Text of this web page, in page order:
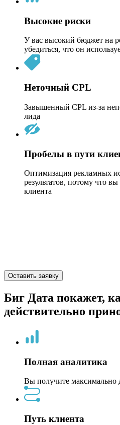
Высокие риски
У вас высокий бюджет на
убедиться, что он
Неточный CPL
Завышенный CPL из-за
лида
Пробелы в пути
Оптимизация рекламных
результатов, потому что
клиента
Оставить заявку
Биг Дата покажет,
действительно
Полная аналитика
Вы получите максимально
Путь клиента